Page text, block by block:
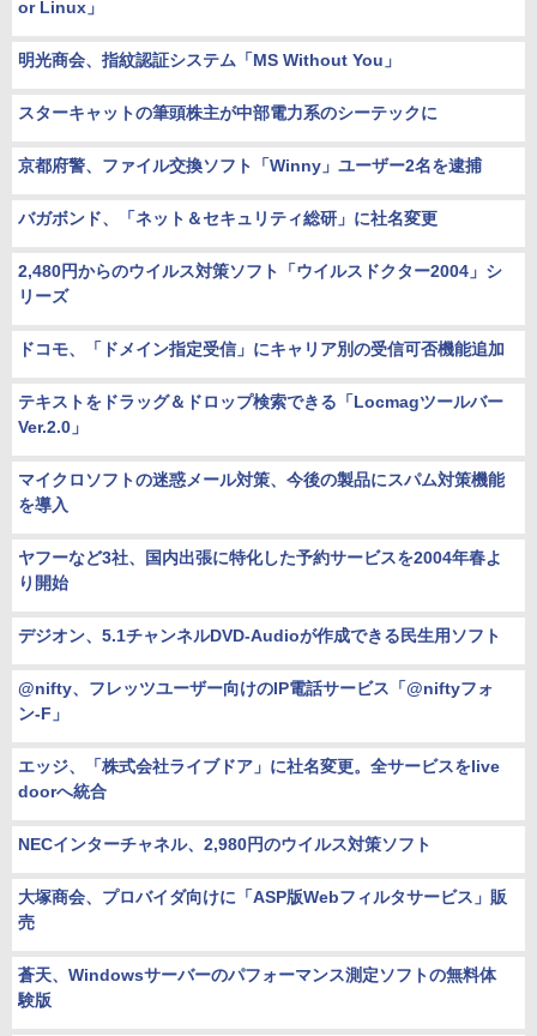
or Linux」
明光商会、指紋認証システム「MS Without You」
スターキャットの筆頭株主が中部電力系のシーテックに
京都府警、ファイル交換ソフト「Winny」ユーザー2名を逮捕
バガボンド、「ネット＆セキュリティ総研」に社名変更
2,480円からのウイルス対策ソフト「ウイルスドクター2004」シ
リーズ
ドコモ、「ドメイン指定受信」にキャリア別の受信可否機能追加
テキストをドラッグ＆ドロップ検索できる「Locmagツールバー
Ver.2.0」
マイクロソフトの迷惑メール対策、今後の製品にスパム対策機能
を導入
ヤフーなど3社、国内出張に特化した予約サービスを2004年春よ
り開始
デジオン、5.1チャンネルDVD-Audioが作成できる民生用ソフト
@nifty、フレッツユーザー向けのIP電話サービス「@niftyフォ
ン-F」
エッジ、「株式会社ライブドア」に社名変更。全サービスをlive
doorへ統合
NECインターチャネル、2,980円のウイルス対策ソフト
大塚商会、プロバイダ向けに「ASP版Webフィルタサービス」販
売
蒼天、Windowsサーバーのパフォーマンス測定ソフトの無料体
験版